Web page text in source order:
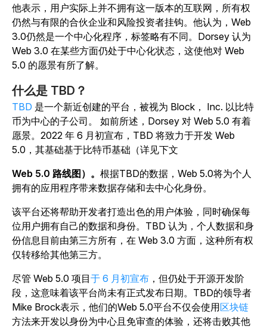
他表示，用户实际上并不拥有这一版本的互联网，所有权
仍然与有限的合伙企业和风险投资者挂钩。他认为，Web
3.0仍然是一个中心化程序，标签略有不同。Dorsey 认为
Web 3.0 在某些方面仍处于中心化状态，这使他对 Web
5.0 的愿景有所了解。
什么是 TBD？
TBD 是一个新近创建的平台，被视为 Block， Inc. 以比特
币为中心的子公司。 如前所述，Dorsey 对 Web 5.0 有着
愿景。2022 年 6 月初宣布，TBD 将致力于开发 Web
5.0，其基础基于比特币基础（详见下文
Web 5.0 路线图）。 根据TBD的数据，Web 5.0将为个人
拥有的应用程序带来数据存储和去中心化身份。
该平台还将帮助开发者打造出色的用户体验，同时确保每
位用户拥有自己的数据和身份。TBD 认为，个人数据和身
份信息目前由第三方所有，在 Web 3.0 方面，这种所有权
仅转移给其他第三方。
尽管 Web 5.0 项目于 6 月初宣布 ，但仍处于开源开发阶
段，这意味着该平台尚未有正式发布日期。TBD的领导者
Mike Brock表示，他们的Web 5.0平台不仅会使用区块链
方法来开发以身份为中心且免审查的体验，还将击败其他